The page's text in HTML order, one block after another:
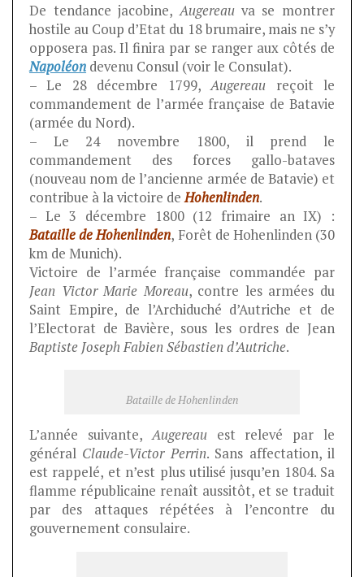
De tendance jacobine,Augereauva se montrer
hostile au Coup d’Etat du 18 brumaire, mais ne s’y
opposera pas. Il finira par se ranger aux côtés de
Napoléon devenu Consul (voir le Consulat).
– Le 28 décembre 1799,Augereau reçoit le
commandement de l’armée française de Batavie
(armée du Nord).
– Le 24 novembre 1800, il prend le
commandement des forces gallo-bataves
(nouveau nom de l’ancienne armée de Batavie) et
contribue à la victoire deHohenlinden.
– Le 3 décembre 1800 (12 frimaire an IX) :
Bataille de Hohenlinden, Forêt de Hohenlinden (30
km de Munich).
Victoire de l’armée française commandée par
Jean Victor Marie Moreau, contre les armées du
Saint Empire, de l’Archiduché d’Autriche et de
l’Electorat de Bavière, sous les ordres de Jean
Baptiste Joseph Fabien Sébastien d’Autriche.
Bataille de Hohenlinden
L’année suivante,Augereauest relevé par le
général Claude-Victor Perrin. Sans affectation, il
est rappelé, et n’est plus utilisé jusqu’en 1804. Sa
flamme républicaine renaît aussitôt, et se traduit
par des attaques répétées à l’encontre du
gouvernement consulaire.